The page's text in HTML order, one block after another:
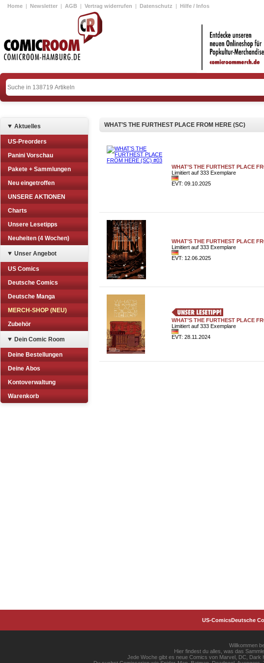
Home | Newsletter | AGB | Vertrag widerrufen | Datenschutz | Hilfe / Infos
Aktuelles
US-Preorders
Panini Vorschau
Pakete + Sammlungen
Neu eingetroffen
UNSERE AKTIONEN
Charts
Unsere Lesetipps
Neuheiten (4 Wochen)
Unser Angebot
US Comics
Deutsche Comics
Deutsche Manga
MERCH-SHOP (NEU)
Zubehör
Dein Comic Room
Deine Bestellungen
Deine Abos
Kontoverwaltung
Warenkorb
WHAT’S THE FURTHEST PLACE FROM HERE (SC)
WHAT’S THE FURTHEST PLACE
Limitiert auf 333 Exemplare
EVT: 09.10.2025
WHAT’S THE FURTHEST PLACE
Limitiert auf 333 Exemplare
EVT: 12.06.2025
WHAT’S THE FURTHEST PLACE
Limitiert auf 333 Exemplare
EVT: 28.11.2024
US-ComicsDeutsche
Willkommen
Hier findest du alles, was das
Jede Woche gibt es neue Comics von Marvel, DC, Dark